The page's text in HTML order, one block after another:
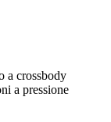
a crossbody
a pressione